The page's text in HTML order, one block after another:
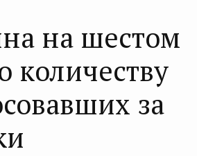
на шестом
количеству
за